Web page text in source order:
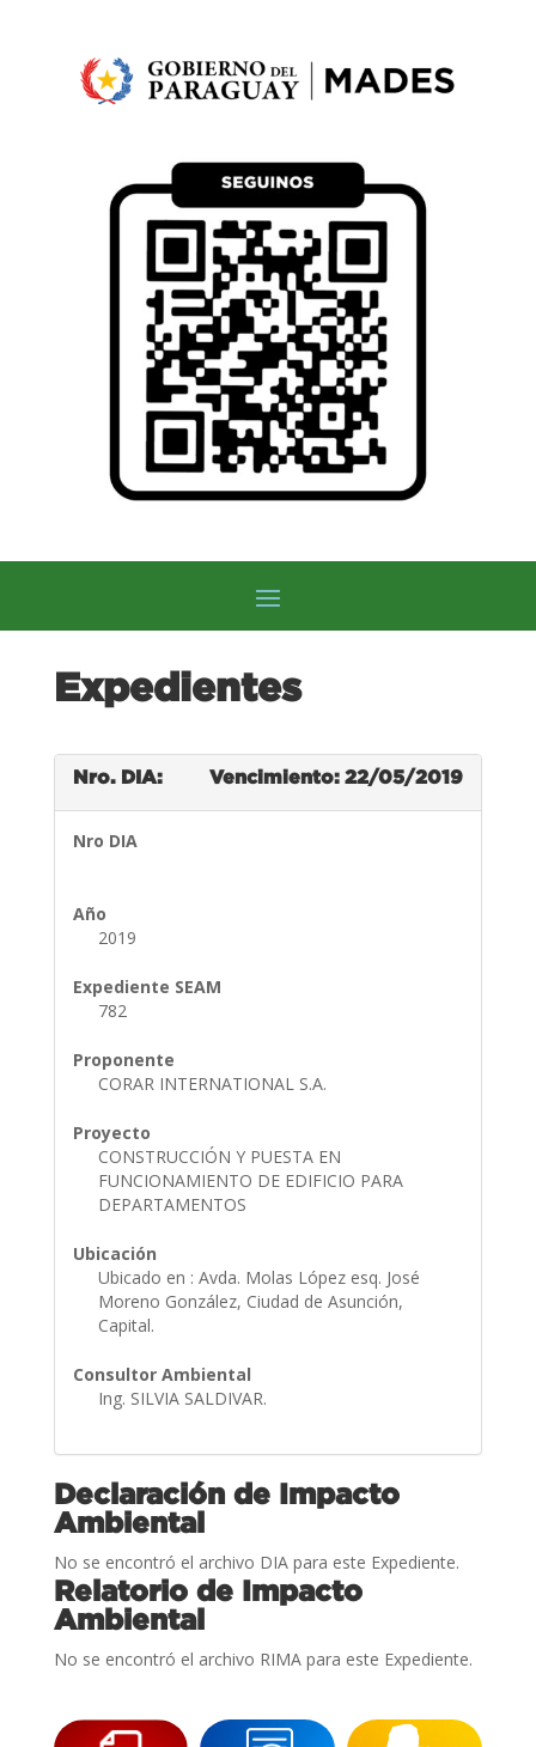
Expedientes
Nro. DIA: Vencimiento: 22/05/2019
Nro DIA
Año
2019
Expediente SEAM
782
Proponente
CORAR INTERNATIONAL S.A.
Proyecto
CONSTRUCCIÓN Y PUESTA EN
FUNCIONAMIENTO DE EDIFICIO PARA
DEPARTAMENTOS
Ubicación
Ubicado en : Avda. Molas López esq. José
Moreno González, Ciudad de Asunción,
Capital.
Consultor Ambiental
Ing. SILVIA SALDIVAR.
Declaración de Impacto
Ambiental
No se encontró el archivo DIA para este Expediente.
Relatorio de Impacto
Ambiental
No se encontró el archivo RIMA para este Expediente.